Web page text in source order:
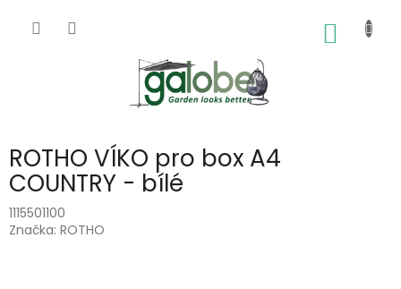
ROTHO VÍKO pro box A4
COUNTRY - bílé
1115501100
Značka: ROTHO